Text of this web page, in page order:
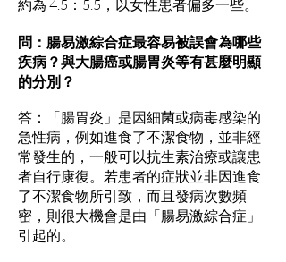
約為 4.5：5.5，以女性患者偏多一些。
問：腸易激綜合症最容易被誤會為哪些
疾病？與大腸癌或腸胃炎等有甚麼明顯
的分別？
答：「腸胃炎」是因細菌或病毒感染的
急性病，例如進食了不潔食物，並非經
常發生的，一般可以抗生素治療或讓患
者自行康復。若患者的症狀並非因進食
了不潔食物所引致，而且發病次數頻
密，則很大機會是由「腸易激綜合症」
引起的。